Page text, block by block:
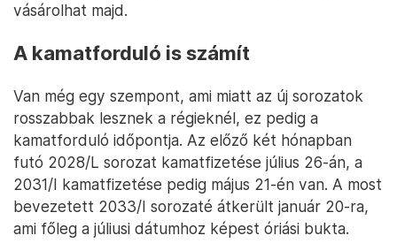
vásárolhat majd.
A kamatforduló is számít
Van még egy szempont, ami miatt az új sorozatok
rosszabbak lesznek a régieknél, ez pedig a
kamatforduló időpontja. Az előző két hónapban
futó 2028/L sorozat kamatfizetése július 26-án, a
2031/I kamatfizetése pedig május 21-én van. A most
bevezetett 2033/I sorozaté átkerült január 20-ra,
ami főleg a júliusi dátumhoz képest óriási bukta.